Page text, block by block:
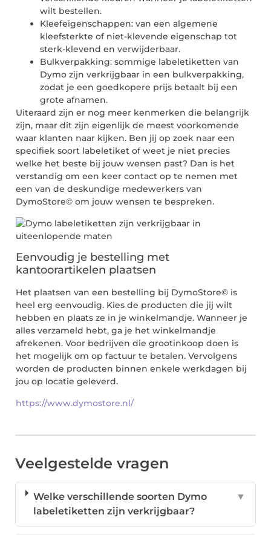
wilt bestellen.
Kleefeigenschappen: van een algemene
kleefsterkte of niet-klevende eigenschap tot
sterk-klevend en verwijderbaar.
Bulkverpakking: sommige labeletiketten van
Dymo zijn verkrijgbaar in een bulkverpakking,
zodat je een goedkopere prijs betaalt bij een
grote afnamen.
Uiteraard zijn er nog meer kenmerken die belangrijk
zijn, maar dit zijn eigenlijk de meest voorkomende
waar klanten naar kijken. Ben jij op zoek naar een
specifiek soort labeletiket of weet je niet precies
welke het beste bij jouw wensen past? Dan is het
verstandig om een keer contact op te nemen met
een van de deskundige medewerkers van
DymoStore© om jouw wensen te bespreken.
Eenvoudig je bestelling met
kantoorartikelen plaatsen
Het plaatsen van een bestelling bij DymoStore© is
heel erg eenvoudig. Kies de producten die jij wilt
hebben en plaats ze in je winkelmandje. Wanneer je
alles verzameld hebt, ga je het winkelmandje
afrekenen. Voor bedrijven die grootinkoop doen is
het mogelijk om op factuur te betalen. Vervolgens
worden de producten binnen enkele werkdagen bij
jou op locatie geleverd.
https://www.dymostore.nl/
Veelgestelde vragen
Welke verschillende soorten Dymo
labeletiketten zijn verkrijgbaar?
▼